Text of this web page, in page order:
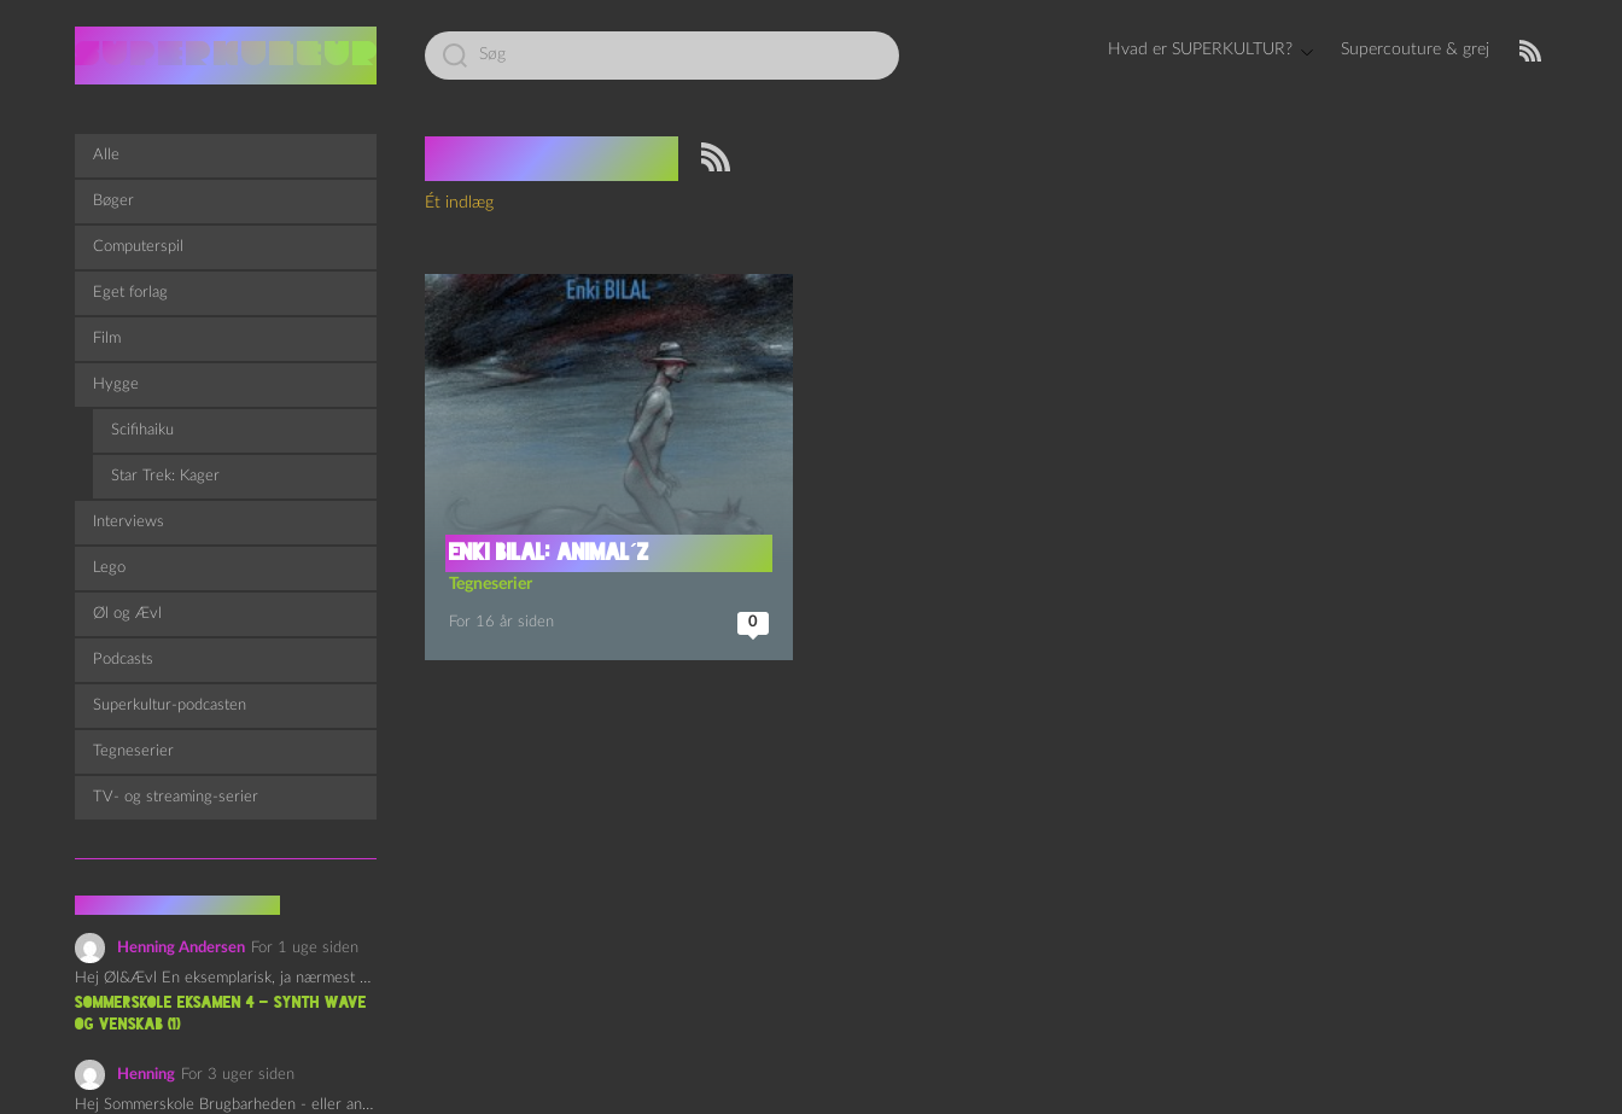
Led
efter:
Hvad er SUPERKULTUR? Supercouture & grej
Animal´z
Ét indlæg
Enki Bilal: Animal´z
Tegneserier
For 16 år siden 0
Alle
Bøger
Computerspil
Eget forlag
Film
Hygge
Scifihaiku
Star Trek: Kager
Interviews
Lego
Øl og Ævl
Podcasts
Superkultur-podcasten
Tegneserier
TV- og streaming-serier
Henning Andersen For 1 uge siden
Hej Øl&Ævl En eksemplarisk, ja nærmest yndefuld, afslutning på SOMMERSKOLEN.…
Sommerskole Eksamen 4 – Synth Wave
og Venskab (1)
Henning For 3 uger siden
Hej Sommerskole Brugbarheden - eller anvendeligheden - af "Øl&Ævl" er…